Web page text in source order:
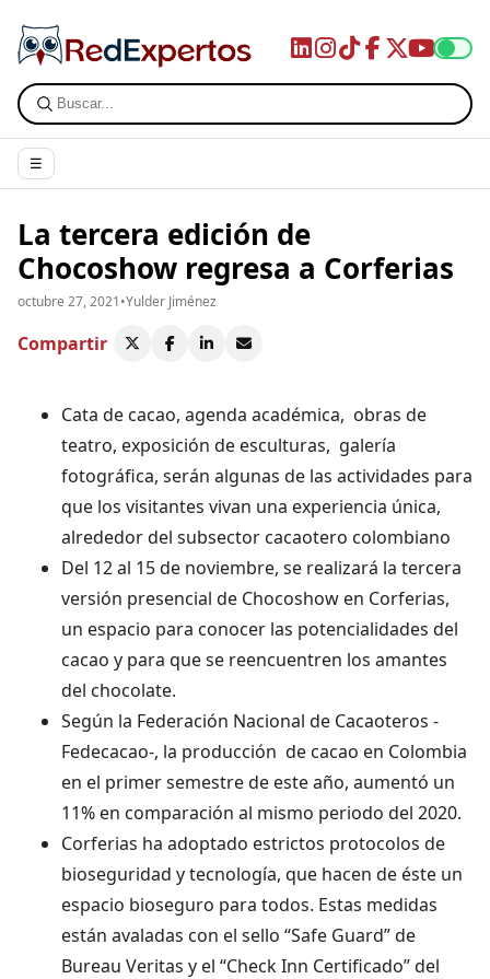
☰
La tercera edición de
Chocoshow regresa a Corferias
octubre 27, 2021•Yulder Jiménez
Compartir
Cata de cacao, agenda académica, obras de
teatro, exposición de esculturas, galería
fotográfica, serán algunas de las actividades para
que los visitantes vivan una experiencia única,
alrededor del subsector cacaotero colombiano
Del 12 al 15 de noviembre, se realizará la tercera
versión presencial de Chocoshow en Corferias,
un espacio para conocer las potencialidades del
cacao y para que se reencuentren los amantes
del chocolate.
Según la Federación Nacional de Cacaoteros -
Fedecacao-, la producción de cacao en Colombia
en el primer semestre de este año, aumentó un
11% en comparación al mismo periodo del 2020.
Corferias ha adoptado estrictos protocolos de
bioseguridad y tecnología, que hacen de éste un
espacio bioseguro para todos. Estas medidas
están avaladas con el sello “Safe Guard” de
Bureau Veritas y el “Check Inn Certificado” del